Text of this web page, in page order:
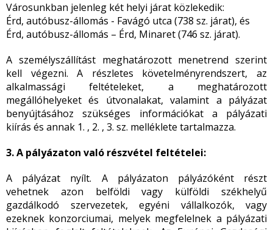
Városunkban jelenleg két helyi járat közlekedik:
Érd, autóbusz-állomás - Favágó utca (738 sz. járat), és
Érd, autóbusz-állomás – Érd, Minaret (746 sz. járat).
A személyszállítást meghatározott menetrend szerint
kell végezni. A részletes követelményrendszert, az
alkalmassági feltételeket, a meghatározott
megállóhelyeket és útvonalakat, valamint a pályázat
benyújtásához szükséges információkat a pályázati
kiírás és annak 1. , 2. , 3. sz. melléklete tartalmazza.
3. A pályázaton való részvétel feltételei:
A pályázat nyílt. A pályázaton pályázóként részt
vehetnek azon belföldi vagy külföldi székhelyű
gazdálkodó szervezetek, egyéni vállalkozók, vagy
ezeknek konzorciumai, melyek megfelelnek a pályázati